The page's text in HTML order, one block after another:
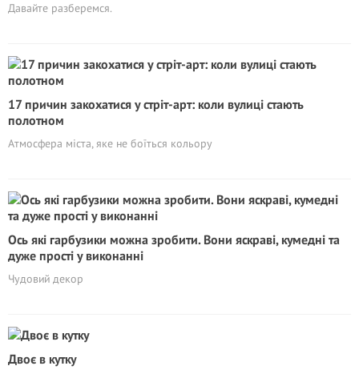
Давайте разберемся.
17 причин закохатися у стріт-арт: коли вулиці стають
полотном
Атмосфера міста, яке не боїться кольору
Ось які гарбузики можна зробити. Вони яскраві, кумедні та
дуже прості у виконанні
Чудовий декор
Двоє в кутку